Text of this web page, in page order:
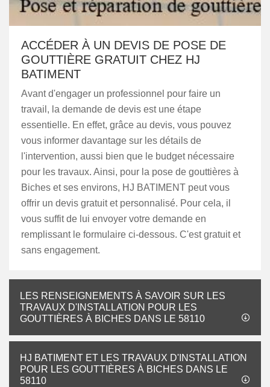
ACCÉDER À UN DEVIS DE POSE DE
GOUTTIÈRE GRATUIT CHEZ HJ
BATIMENT
Avant d'engager un professionnel pour faire un
travail, la demande de devis est une étape
essentielle. En effet, grâce au devis, vous pouvez
vous informer davantage sur les détails de
l'intervention, aussi bien que le budget nécessaire
pour les travaux. Ainsi, pour la pose de gouttières à
Biches et ses environs, HJ BATIMENT peut vous
offrir un devis gratuit et personnalisé. Pour cela, il
vous suffit de lui envoyer votre demande en
remplissant le formulaire ci-dessous. C'est gratuit et
sans engagement.
LES RENSEIGNEMENTS À SAVOIR SUR LES
TRAVAUX D'INSTALLATION POUR LES
GOUTTIÈRES À BICHES DANS LE 58110
HJ BATIMENT ET LES TRAVAUX D'INSTALLATION
POUR LES GOUTTIÈRES À BICHES DANS LE
58110